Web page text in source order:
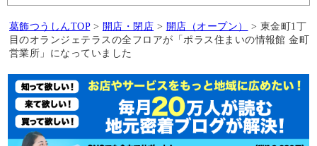
葛飾つうしんTOP > 開店・閉店 > 開店（オープン） > 東金町1丁
目のオランジェテラスの全フロアが「ポラス住まいの情報館 金町
営業所」になっていました